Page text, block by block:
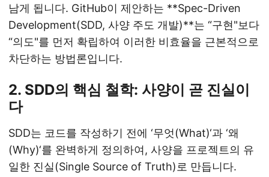
남게 됩니다. GitHub이 제안하는 **Spec-Driven
Development(SDD, 사양 주도 개발)**는 “구현"보다
“의도"를 먼저 확립하여 이러한 비효율을 근본적으로
차단하는 방법론입니다.
2. SDD의 핵심 철학: 사양이 곧 진실이
다
SDD는 코드를 작성하기 전에 ‘무엇(What)‘과 ‘왜
(Why)‘를 완벽하게 정의하여, 사양을 프로젝트의 유
일한 진실(Single Source of Truth)로 만듭니다.